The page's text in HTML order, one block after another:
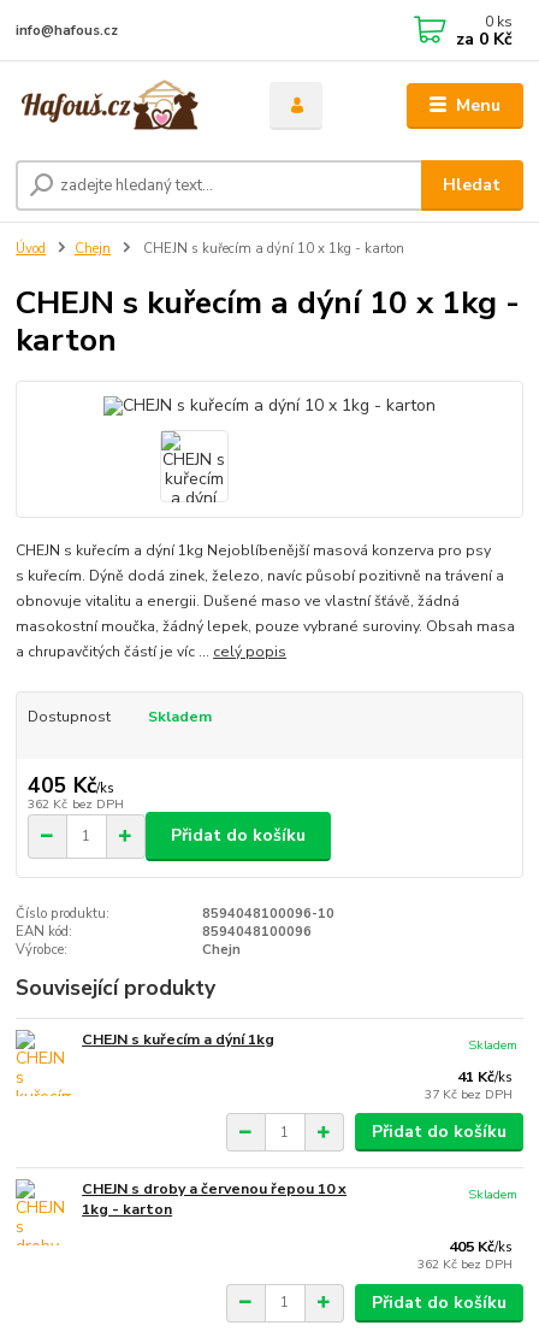
Menu
Hledat
info@hafous.cz 0 ks
za 0 Kč
Úvod Chejn CHEJN s kuřecím a dýní 10 x 1kg - karton
CHEJN s kuřecím a dýní 10 x 1kg -
karton
CHEJN s kuřecím a dýní 1kg Nejoblíbenější masová konzerva pro psy
s kuřecím. Dýně dodá zinek, železo, navíc působí pozitivně na trávení a
obnovuje vitalitu a energii. Dušené maso ve vlastní šťávě, žádná
masokostní moučka, žádný lepek, pouze vybrané suroviny. Obsah masa
a chrupavčitých částí je víc ... celý popis
Dostupnost Skladem
405 Kč/ks
362 Kč bez DPH
Přidat do košíku
Číslo produktu:
8594048100096-10
EAN kód:
8594048100096
Výrobce:
Chejn
Související produkty
CHEJN s kuřecím a dýní 1kg
41 Kč/ks
37 Kč bez DPH
Skladem
Přidat do košíku
CHEJN s droby a červenou řepou 10 x
1kg - karton
405 Kč/ks
362 Kč bez DPH
Skladem
Přidat do košíku